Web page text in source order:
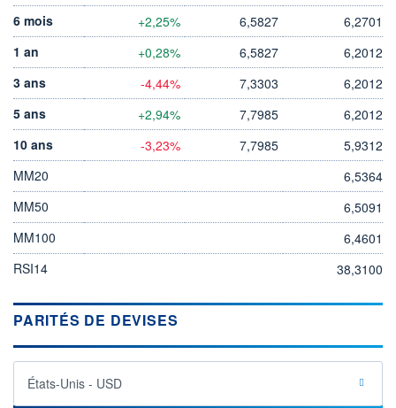
6 mois
+2,25% 6,5827
6,2701
1 an
+0,28% 6,5827
6,2012
3 ans
-4,44% 7,3303
6,2012
5 ans
+2,94% 7,7985
6,2012
10 ans
-3,23% 7,7985
5,9312
MM20
6,5364
MM50
6,5091
MM100
6,4601
RSI14
38,3100
PARITÉS DE DEVISES
États-Unis - USD